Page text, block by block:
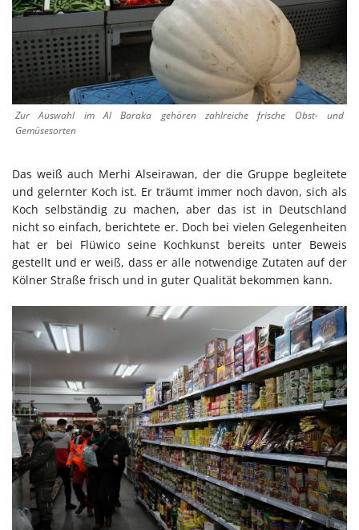
Zur Auswahl im Al Baraka gehören zahlreiche frische Obst- und
Gemüsesorten
Das weiß auch Merhi Alseirawan, der die Gruppe begleitete
und gelernter Koch ist. Er träumt immer noch davon, sich als
Koch selbständig zu machen, aber das ist in Deutschland
nicht so einfach, berichtete er. Doch bei vielen Gelegenheiten
hat er bei Flüwico seine Kochkunst bereits unter Beweis
gestellt und er weiß, dass er alle notwendige Zutaten auf der
Kölner Straße frisch und in guter Qualität bekommen kann.